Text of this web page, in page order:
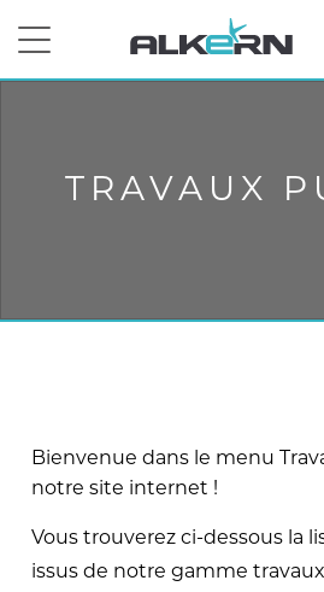
TRAVAUX
Bienvenue dans le menu
notre site internet !
Vous trouverez ci-dessous la
issus de notre gamme